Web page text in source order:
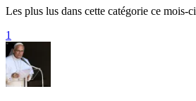
Les plus lus dans cette catégorie ce mois-ci
1